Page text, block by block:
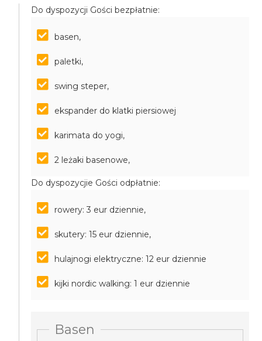
Do dyspozycji Gości bezpłatnie:
basen,
paletki,
swing steper,
ekspander do klatki piersiowej
karimata do yogi,
2 leżaki basenowe,
Do dyspozycjie Gości odpłatnie:
rowery: 3 eur dziennie,
skutery: 15 eur dziennie,
hulajnogi elektryczne: 12 eur dziennie
kijki nordic walking: 1 eur dziennie
Basen